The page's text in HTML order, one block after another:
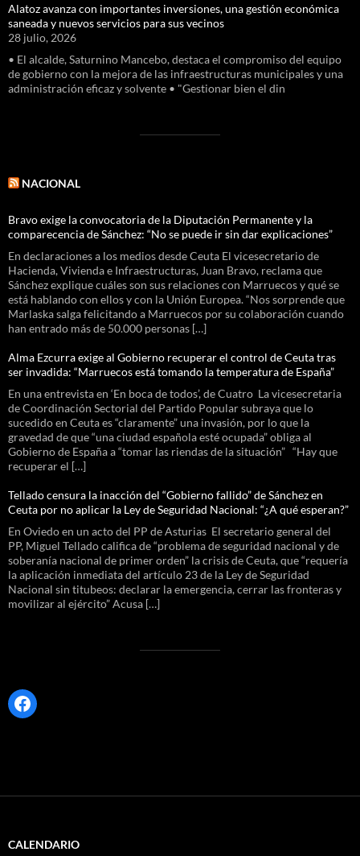
Alatoz avanza con importantes inversiones, una gestión económica
saneada y nuevos servicios para sus vecinos
28 julio, 2026
• El alcalde, Saturnino Mancebo, destaca el compromiso del equipo
de gobierno con la mejora de las infraestructuras municipales y una
administración eficaz y solvente • "Gestionar bien el din
NACIONAL
Bravo exige la convocatoria de la Diputación Permanente y la
comparecencia de Sánchez: “No se puede ir sin dar explicaciones”
En declaraciones a los medios desde Ceuta El vicesecretario de
Hacienda, Vivienda e Infraestructuras, Juan Bravo, reclama que
Sánchez explique cuáles son sus relaciones con Marruecos y qué se
está hablando con ellos y con la Unión Europea. “Nos sorprende que
Marlaska salga felicitando a Marruecos por su colaboración cuando
han entrado más de 50.000 personas […]
Alma Ezcurra exige al Gobierno recuperar el control de Ceuta tras
ser invadida: “Marruecos está tomando la temperatura de España”
En una entrevista en ‘En boca de todos’, de Cuatro La vicesecretaria
de Coordinación Sectorial del Partido Popular subraya que lo
sucedido en Ceuta es “claramente” una invasión, por lo que la
gravedad de que “una ciudad española esté ocupada” obliga al
Gobierno de España a “tomar las riendas de la situación” “Hay que
recuperar el […]
Tellado censura la inacción del “Gobierno fallido” de Sánchez en
Ceuta por no aplicar la Ley de Seguridad Nacional: “¿A qué esperan?”
En Oviedo en un acto del PP de Asturias El secretario general del
PP, Miguel Tellado califica de “problema de seguridad nacional y de
soberanía nacional de primer orden” la crisis de Ceuta, que “requería
la aplicación inmediata del artículo 23 de la Ley de Seguridad
Nacional sin titubeos: declarar la emergencia, cerrar las fronteras y
movilizar al ejército” Acusa […]
Facebook
CALENDARIO